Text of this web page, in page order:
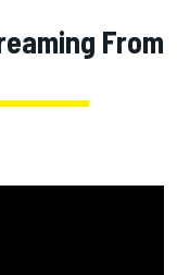
From